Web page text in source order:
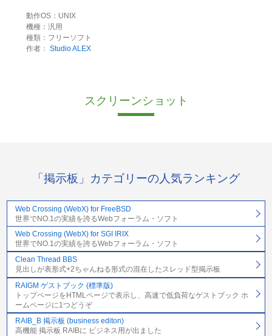
動作OS：UNIX
機種：汎用
種類：フリーソフト
作者： Studio ALEX
スクリーンショット
「掲示板」カテゴリーの人気ランキング
Web Crossing (WebX) for FreeBSD
世界でNO.1の実績を誇るWebフォーラム・ソフト
Web Crossing (WebX) for SGI IRIX
世界でNO.1の実績を誇るWebフォーラム・ソフト
Clean Thread BBS
見出しが表形式+2ちゃんねる形式の混在したスレッド型掲示板
RAIGM ゲストブック (標準版)
トップページをHTMLページで表示し、高速で低負荷なゲストブック ホ
ームページに1つどうぞ
RAIB_B 掲示板 (business editon)
高機能 掲示板 RAIBに ビジネス用が出ました